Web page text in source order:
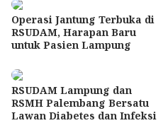
Operasi Jantung Terbuka di
RSUDAM, Harapan Baru
untuk Pasien Lampung
RSUDAM Lampung dan
RSMH Palembang Bersatu
Lawan Diabetes dan Infeksi